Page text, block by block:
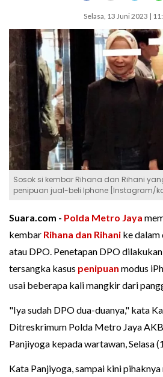
Selasa, 13 Juni 2023 |
Sosok si kembar Rihana dan Rihani
penipuan jual-beli Iphone [Instagram/
Suara.com - Polda Metro Jaya
kembar Rihana dan Rihani ke
atau DPO. Penetapan DPO
tersangka kasus penipuan modus
usai beberapa kali mangkir dari
"Iya sudah DPO dua-duanya," kata
Ditreskrimum Polda Metro Jaya
Panjiyoga kepada wartawan, Selasa
Kata Panjiyoga, sampai kini